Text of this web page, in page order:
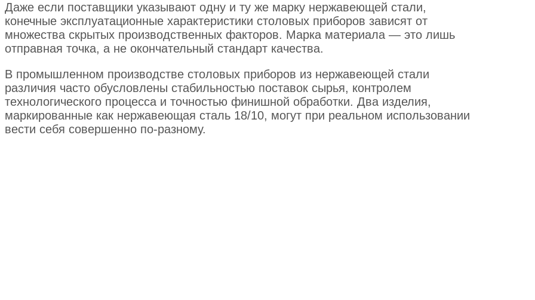
Даже если поставщики указывают одну и ту же марку нержавеющей стали,
конечные эксплуатационные характеристики столовых приборов зависят от
множества скрытых производственных факторов. Марка материала — это лишь
отправная точка, а не окончательный стандарт качества.
В промышленном производстве столовых приборов из нержавеющей стали
различия часто обусловлены стабильностью поставок сырья, контролем
технологического процесса и точностью финишной обработки. Два изделия,
маркированные как нержавеющая сталь 18/10, могут при реальном использовании
вести себя совершенно по-разному.